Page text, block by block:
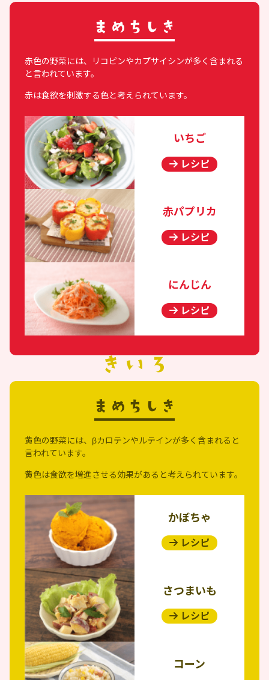
赤色の野菜には、リコピンやカプサイシンが多く含まれる
と言われています。
赤は食欲を刺激する色と考えられています。
いちご
レシピ
赤パプリカ
レシピ
にんじん
レシピ
黄色の野菜には、βカロテンやルテインが多く含まれると
言われています。
黄色は食欲を増進させる効果があると考えられています。
かぼちゃ
レシピ
さつまいも
レシピ
コーン